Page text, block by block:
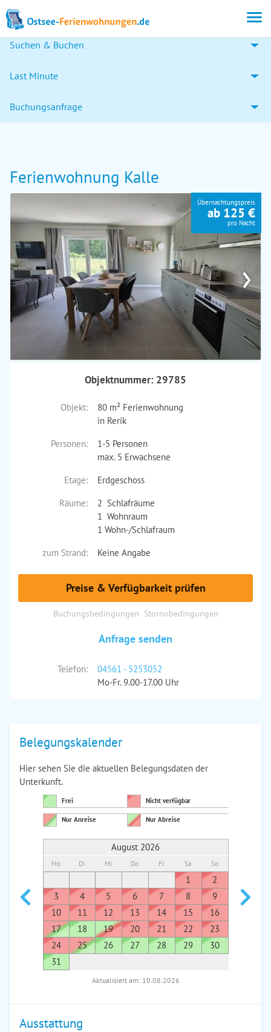
Suchen & Buchen
Last Minute
Buchungsanfrage
Ferienwohnung Kalle
›
Übernachtungspreis
ab 125 €
pro Nacht
Objektnummer: 29785
Objekt:
80 m² Ferienwohnung
in Rerik
Personen:
1-5 Personen
max. 5 Erwachsene
Etage:
Erdgeschoss
Räume:
2 Schlafräume
1 Wohnraum
1 Wohn-/Schlafraum
zum Strand:
Keine Angabe
Preise & Verfügbarkeit prüfen
Buchungsbedingungen Stornobedingungen
Anfrage senden
Telefon:
04561 - 5253052
Mo-Fr. 9.00-17.00 Uhr
Belegungskalender
Hier sehen Sie die aktuellen Belegungsdaten der
Unterkunft.
Frei Nicht verfügbar
Nur Anreise Nur Abreise
August 2026
Mo Di Mi Do Fr Sa So
1
2
3
4 5 6 7 8
9
10
11 12 13 14 15
16
17
18 19 20 21 22
23
24
25 26 27 28 29
30
31
7
Aktualisiert am: 10.08.2026
Ausstattung